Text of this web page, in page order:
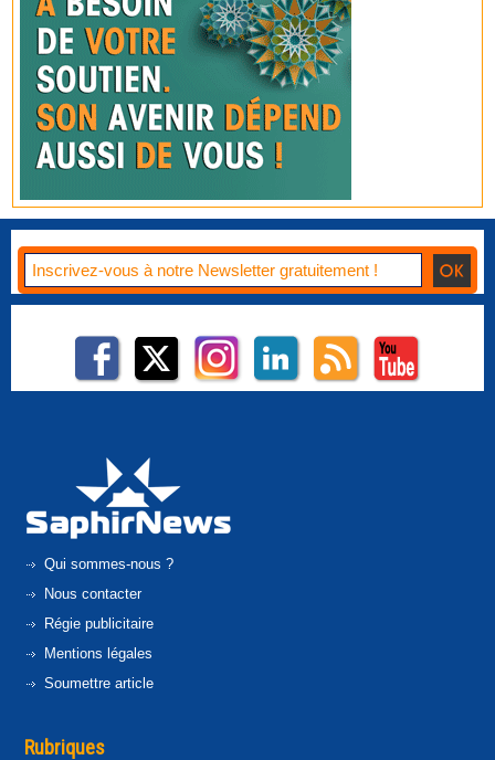
Qui sommes-nous ?
Nous contacter
Régie publicitaire
Mentions légales
Soumettre article
Rubriques